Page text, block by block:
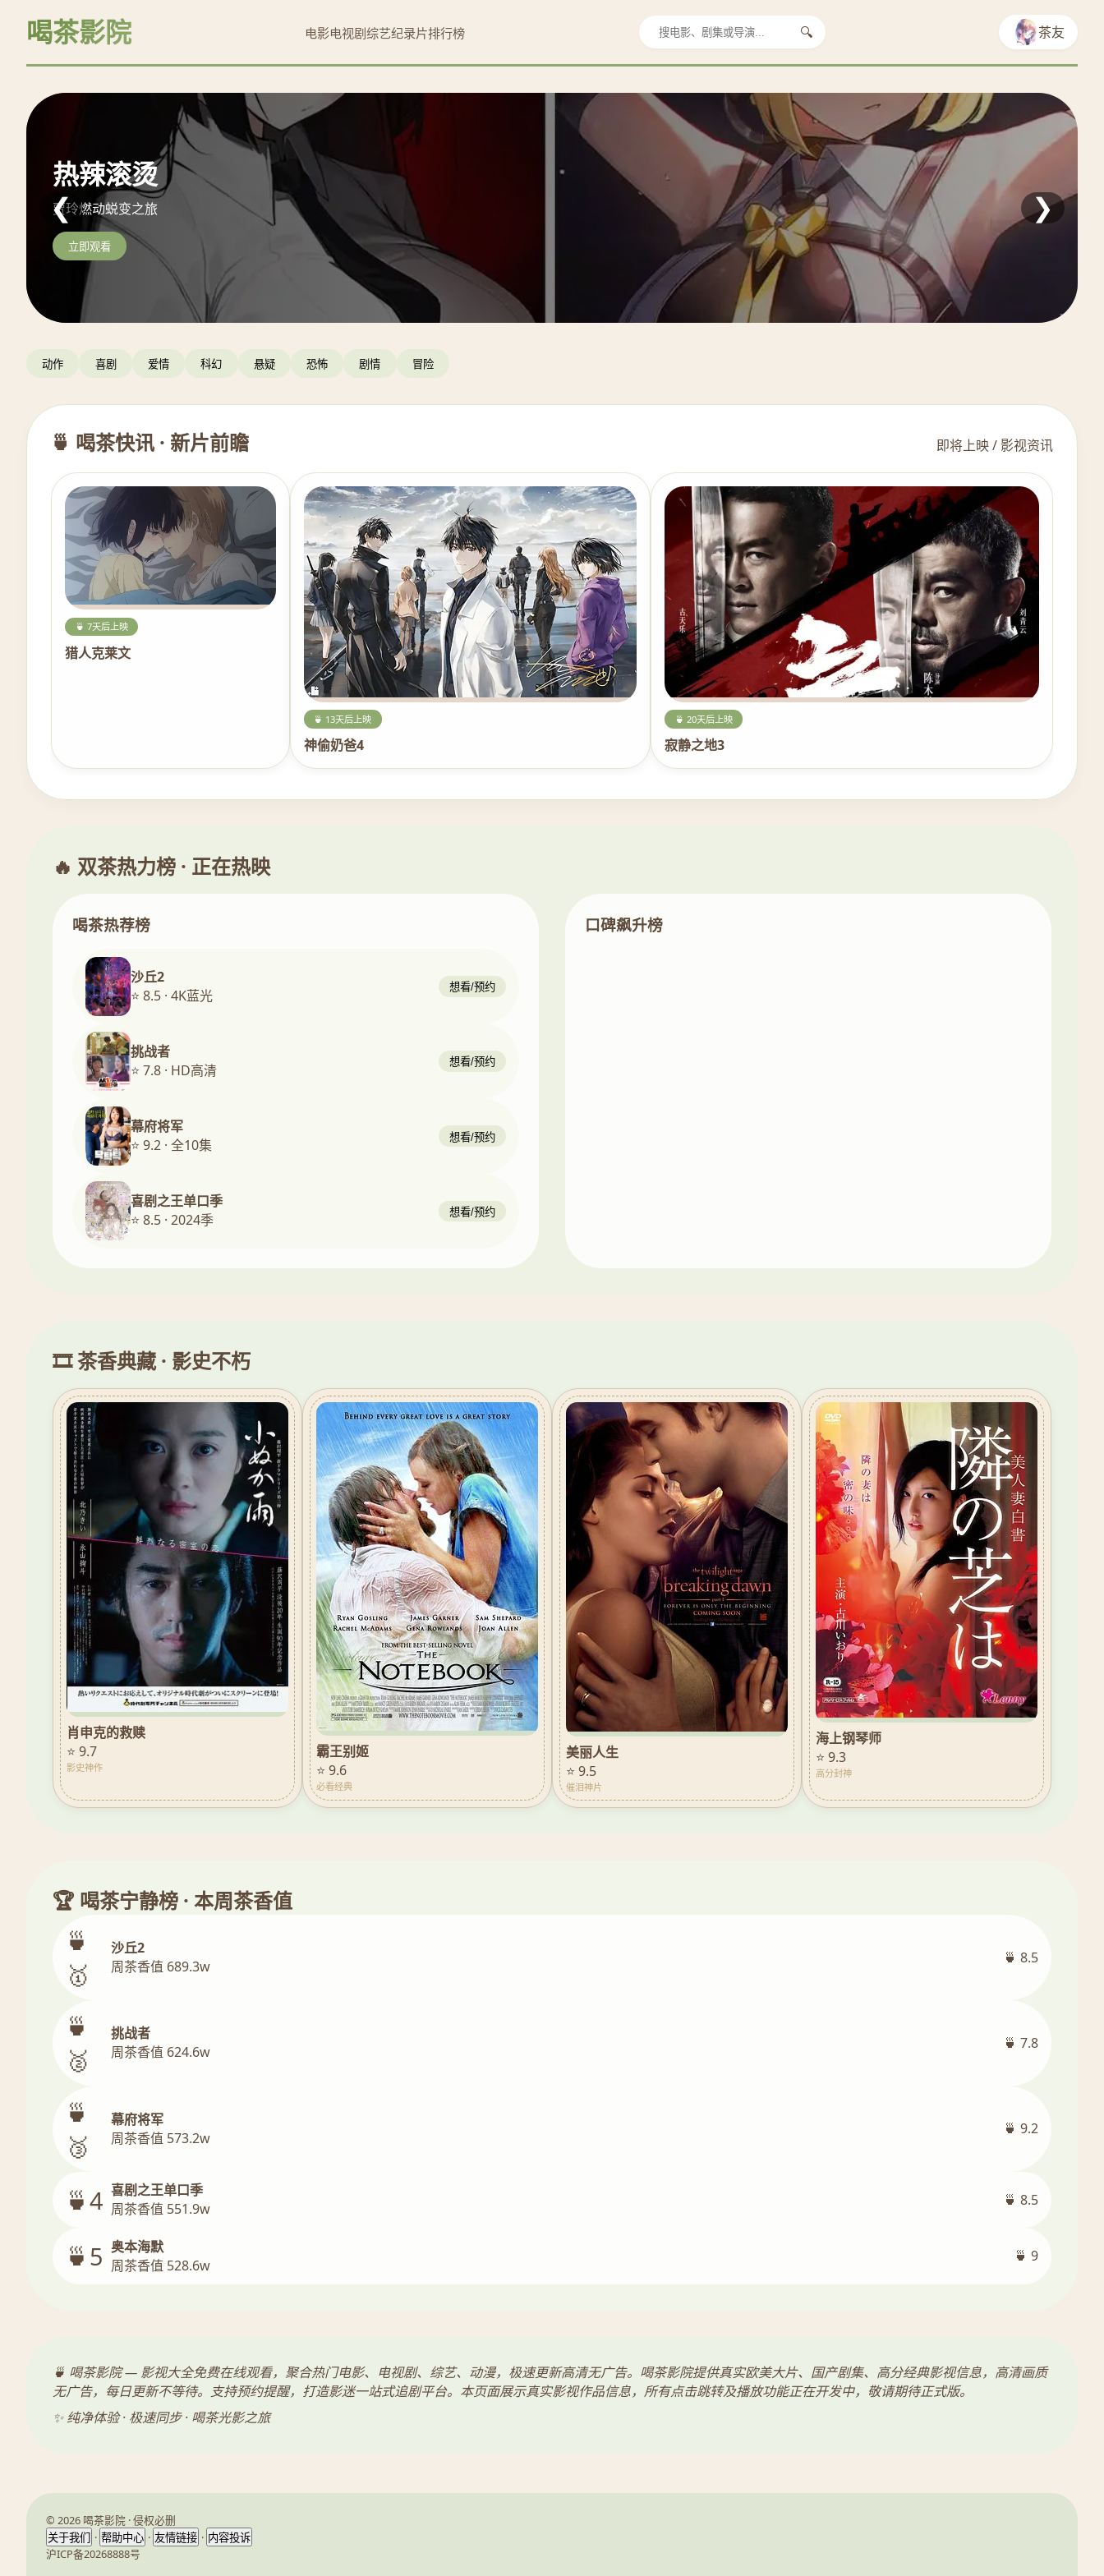
喝茶影院 电影电视剧综艺纪录片排行榜 🔍 茶友
阿凡达：水之道
重返潘多拉海洋史诗
立即观看
热辣滚烫
贾玲燃动蜕变之旅
立即观看
沙丘2
天选之子复仇史诗
立即观看
❮ ❯
动作 喜剧 爱情 科幻 悬疑 恐怖 剧情 冒险
🍵 喝茶快讯 · 新片前瞻 即将上映 / 影视资讯
🍵 7天后上映
猎人克莱文
🍵 13天后上映
神偷奶爸4
🍵 20天后上映
寂静之地3
🔥 双茶热力榜 · 正在热映
喝茶热荐榜
沙丘2
⭐ 8.5 · 4K蓝光
想看/预约
挑战者
⭐ 7.8 · HD高清
想看/预约
幕府将军
⭐ 9.2 · 全10集
想看/预约
喜剧之王单口季
⭐ 8.5 · 2024季
想看/预约
口碑飙升榜
🎞️ 茶香典藏 · 影史不朽
肖申克的救赎
⭐ 9.7
影史神作
霸王别姬
⭐ 9.6
必看经典
美丽人生
⭐ 9.5
催泪神片
海上钢琴师
⭐ 9.3
高分封神
🏆 喝茶宁静榜 · 本周茶香值
🍵
🥇
沙丘2
周茶香值 689.3w
🍵 8.5
🍵
🥈
挑战者
周茶香值 624.6w
🍵 7.8
🍵
🥉
幕府将军
周茶香值 573.2w
🍵 9.2
🍵4 喜剧之王单口季
周茶香值 551.9w
🍵 8.5
🍵5 奥本海默
周茶香值 528.6w
🍵 9
🍵 喝茶影院 — 影视大全免费在线观看，聚合热门电影、电视剧、综艺、动漫，极速更新高清无广告。喝茶影院提供真实欧美大片、国产剧集、高分经典影视信息，高清画质
无广告，每日更新不等待。支持预约提醒，打造影迷一站式追剧平台。本页面展示真实影视作品信息，所有点击跳转及播放功能正在开发中，敬请期待正式版。
✨ 纯净体验 · 极速同步 · 喝茶光影之旅
© 2026 喝茶影院 · 侵权必删
关于我们 · 帮助中心 · 友情链接 · 内容投诉
沪ICP备20268888号